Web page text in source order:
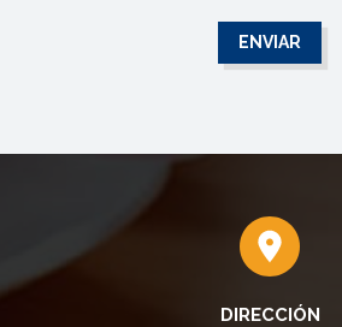
DIRECCIÓN